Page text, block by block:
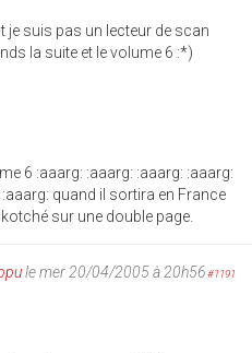
je suis pas un lecteur de scan
la suite et le volume 6 :*)
6 :aaarg: :aaarg: :aaarg: :aaarg:
quand il sortira en France
sur une double page.
le mer 20/04/2005 à 20h56#1191